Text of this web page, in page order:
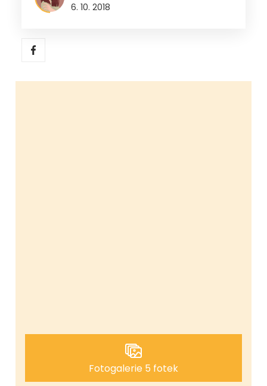
6. 10. 2018
Fotogalerie 5 fotek